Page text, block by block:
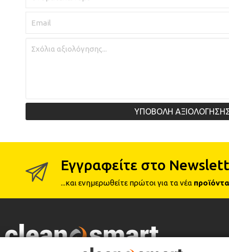
ΥΠΟΒΟΛΗ
Εγγραφείτε στο
...και ενημερωθείτε πρώτοι για τα νέα